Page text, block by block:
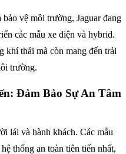
vệ môi trường, Jaguar đang
các mẫu xe điện và hybrid.
thải mà còn mang đến trải
trường.
Đảm Bảo Sự An Tâm
lái và hành khách. Các mẫu
thống an toàn tiên tiến nhất,